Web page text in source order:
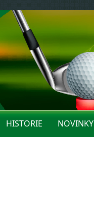
HISTORIE NOVINKY